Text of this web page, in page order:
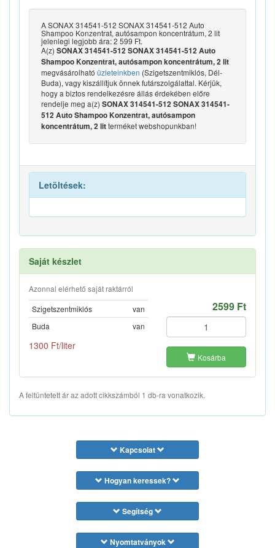
A SONAX 314541-512 SONAX 314541-512 Auto
Shampoo Konzentrat, autósampon koncentrátum, 2 lit
jelenlegi legjobb ára: 2 599 Ft.
A(z) SONAX 314541-512 SONAX 314541-512 Auto
Shampoo Konzentrat, autósampon koncentrátum, 2 lit
megvásárolható üzleteinkben (Szigetszentmiklós, Dél-
Buda), vagy kiszállítjuk önnek futárszolgálattal. Kérjük,
hogy a biztos rendelkezésre állás érdekében előre
rendelje meg a(z) SONAX 314541-512 SONAX 314541-
512 Auto Shampoo Konzentrat, autósampon
koncentrátum, 2 litterméket webshopunkban!
Letöltések:
Saját készlet
Azonnal elérhető saját raktárról
Szigetszentmiklós
van
Buda
van
1300 Ft/liter
2599 Ft
Kosárba
A feltüntetett ár az adott cikkszámból 1 db-ra vonatkozik.
Kapcsolat
Hogyan keressek?
Segítség
Nyomtatványok